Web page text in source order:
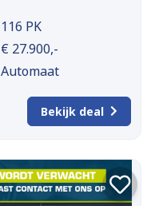
116 PK
€ 27.900,-
Automaat
Bekijk deal